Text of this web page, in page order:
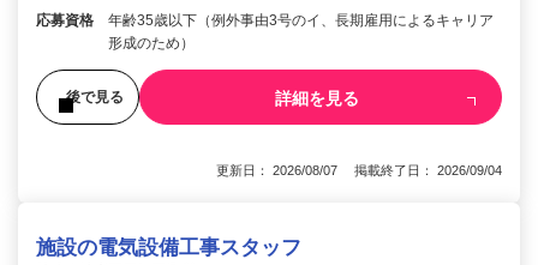
応募資格
年齢35歳以下（例外事由3号のイ、長期雇用によるキャリア
形成のため）
後で見る 詳細を見る
更新日： 2026/08/07 掲載終了日： 2026/09/04
施設の電気設備工事スタッフ